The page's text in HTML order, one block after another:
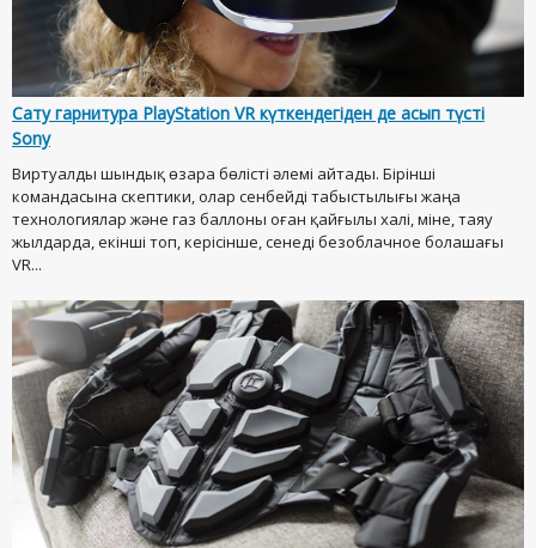
Сату гарнитура PlayStation VR күткендегіден де асып түсті
Sony
Виртуалды шындық өзара бөлісті әлемі айтады. Бірінші
командасына скептики, олар сенбейді табыстылығы жаңа
технологиялар және газ баллоны оған қайғылы халі, міне, таяу
жылдарда, екінші топ, керісінше, сенеді безоблачное болашағы
VR...